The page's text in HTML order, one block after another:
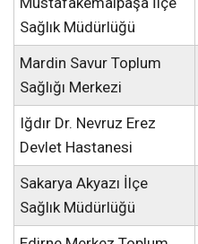
Sağlık Müdürlüğü
Mardin Savur Toplum
Sağlığı Merkezi
Iğdır Dr. Nevruz Erez
Devlet Hastanesi
Sakarya Akyazı İlçe
Sağlık Müdürlüğü